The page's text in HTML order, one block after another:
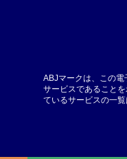
ABJマークは、この
サービスであること
ているサービスの一覧